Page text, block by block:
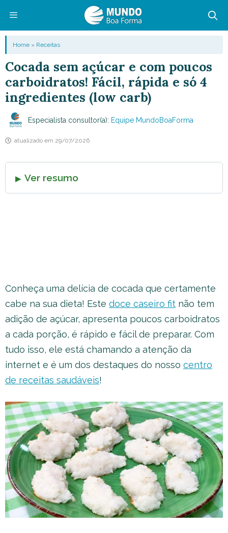
conteúdo
Menu
Home » Receitas
Cocada sem açúcar e com poucos
carboidratos! Fácil, rápida e só 4
ingredientes (low carb)
Especialista consultor(a): Equipe MundoBoaForma
atualizado em 29/07/2026
Ver resumo
Conheça uma delícia de cocada que certamente
cabe na sua dieta! Este doce caseiro fit não tem
adição de açúcar, apresenta poucos carboidratos
a cada porção, é rápido e fácil de preparar. Com
tudo isso, ele está chamando a atenção da
internet e é um dos destaques do nosso centro
de receitas saudáveis!